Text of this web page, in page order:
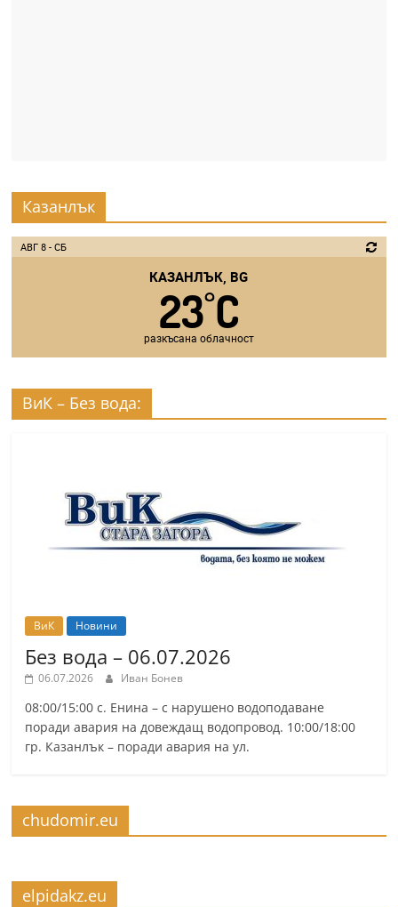
Казанлък
АВГ 8 - СБ
КАЗАНЛЪК, BG
23°C
разкъсана облачност
ВиК – Без вода:
ВиК Новини
Без вода – 06.07.2026
06.07.2026 Иван Бонев
08:00/15:00 с. Енина – с нарушено водоподаване
поради авария на довеждащ водопровод. 10:00/18:00
гр. Казанлък – поради авария на ул.
chudomir.eu
elpidakz.eu